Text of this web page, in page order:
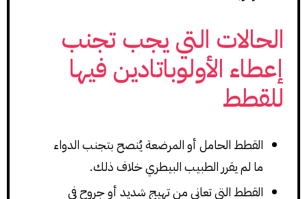
الحالات التي يجب تجنب
إعطاء الأولوباتادين فيها
للقطط
القطط الحامل أو المرضعة يُنصح بتجنب الدواء
ما لم يقرر الطبيب البيطري خلاف ذلك.
القطط التي تعاني من تهيج شديد أو جروح في